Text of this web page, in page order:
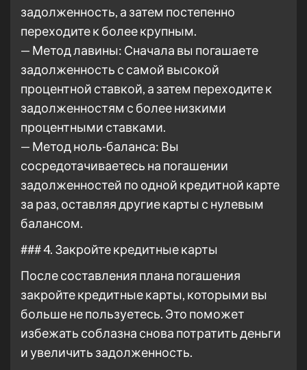
задолженность, а затем постепенно
переходите к более крупным.
— Метод лавины: Сначала вы погашаете
задолженность с самой высокой
процентной ставкой, а затем переходите к
задолженностям с более низкими
процентными ставками.
— Метод ноль-баланса: Вы
сосредотачиваетесь на погашении
задолженностей по одной кредитной карте
за раз, оставляя другие карты с нулевым
балансом.
### 4. Закройте кредитные карты
После составления плана погашения
закройте кредитные карты, которыми вы
больше не пользуетесь. Это поможет
избежать соблазна снова потратить деньги
и увеличить задолженность.